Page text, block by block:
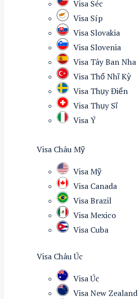
Visa Séc
Visa Síp
Visa Slovakia
Visa Slovenia
Visa Tây Ban Nha
Visa Thổ Nhĩ Kỳ
Visa Thụy Điển
Visa Thụy Sĩ
Visa Ý
Visa Châu Mỹ
Visa Mỹ
Visa Canada
Visa Brazil
Visa Mexico
Visa Cuba
Visa Châu Úc
Visa Úc
Visa New Zealand